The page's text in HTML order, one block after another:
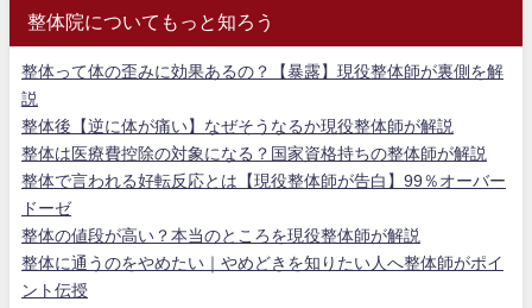
整体院についてもっと知ろう
整体って体の歪みに効果あるの？【暴露】現役整体師が裏側を解
説
整体後【逆に体が痛い】なぜそうなるか現役整体師が解説
整体は医療費控除の対象になる？国家資格持ちの整体師が解説
整体で言われる好転反応とは【現役整体師が告白】99％オーバー
ドーゼ
整体の値段が高い？本当のところを現役整体師が解説
整体に通うのをやめたい｜やめどきを知りたい人へ整体師がポイ
ント伝授